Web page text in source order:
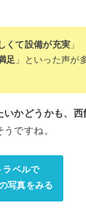
くて設備が充実 」
足 」といった声が
いかどうかも、
ですね。
ラベルで
写真をみる